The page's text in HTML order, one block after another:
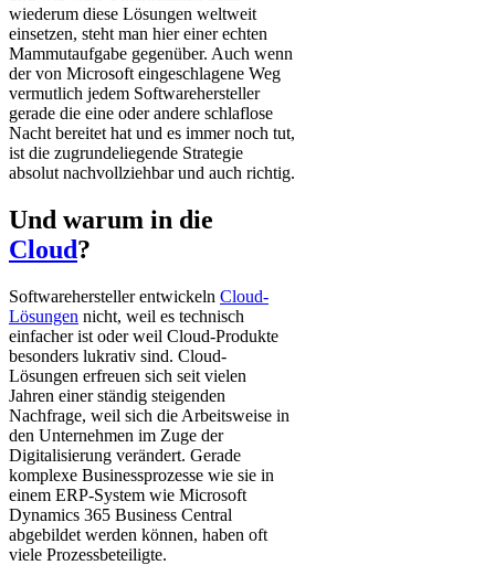
wiederum diese Lösungen weltweit
einsetzen, steht man hier einer echten
Mammutaufgabe gegenüber. Auch wenn
der von Microsoft eingeschlagene Weg
vermutlich jedem Softwarehersteller
gerade die eine oder andere schlaflose
Nacht bereitet hat und es immer noch tut,
ist die zugrundeliegende Strategie
absolut nachvollziehbar und auch richtig.
Und warum in die
Cloud?
Softwarehersteller entwickeln Cloud-
Lösungen nicht, weil es technisch
einfacher ist oder weil Cloud-Produkte
besonders lukrativ sind. Cloud-
Lösungen erfreuen sich seit vielen
Jahren einer ständig steigenden
Nachfrage, weil sich die Arbeitsweise in
den Unternehmen im Zuge der
Digitalisierung verändert. Gerade
komplexe Businessprozesse wie sie in
einem ERP-System wie Microsoft
Dynamics 365 Business Central
abgebildet werden können, haben oft
viele Prozessbeteiligte.